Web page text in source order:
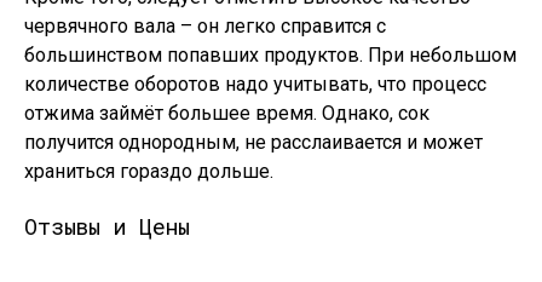
червячного вала – он легко справится с
большинством попавших продуктов. При небольшом
количестве оборотов надо учитывать, что процесс
отжима займёт большее время. Однако, сок
получится однородным, не расслаивается и может
храниться гораздо дольше.
Отзывы и Цены